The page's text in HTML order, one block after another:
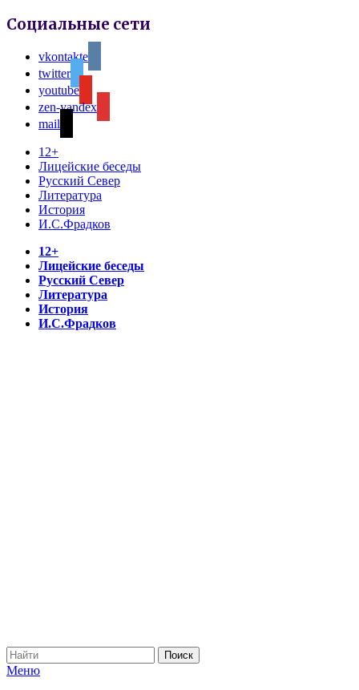
Социальные сети
vkontakte
twitter
youtube
zen-yandex
mail
12+
Лицейские беседы
Русский Север
Литература
История
И.С.Фрадков
12+
Лицейские беседы
Русский Север
Литература
История
И.С.Фрадков
Меню